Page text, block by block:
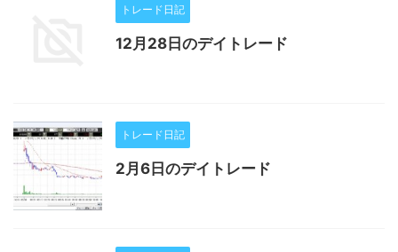
トレード日記
12月28日のデイトレード
トレード日記
2月6日のデイトレード